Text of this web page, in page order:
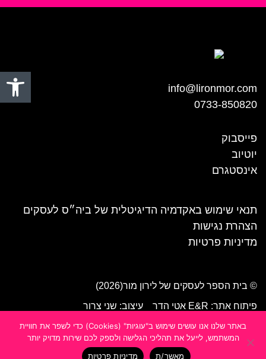
פתח
info@lironmor.com
0733-850820
פייסבוק
יוטיוב
אינסטגרם
תנאי שימוש באקדמיה הדיגיטלית של ביה״ס לעסקים
הצהרת נגישות
מדיניות פרטיות
© בית הספר לעסקים של לירון מור(2026)
פיתוח אתר: E&R אטי הדר
עיצוב: שני צרור
באתר שלנו אנו עושים שימוש ב"עוגיות" (Cookies) כדי לשפר את חוויית
המשתמש, לייעל את תהליכי הגלישה ולספק לכם שירות מדויק יותר
מאשר/ת
מדיניות פרטיות